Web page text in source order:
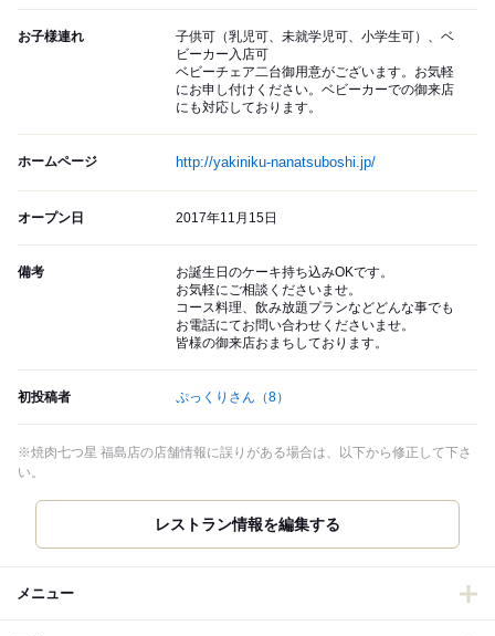
お子様連れ
子供可（乳児可、未就学児可、小学生可）、ベ
ビーカー入店可
ベビーチェア二台御用意がございます。お気軽
にお申し付けください。ベビーカーでの御来店
にも対応しております。
ホームページ http://yakiniku-nanatsuboshi.jp/
オープン日 2017年11月15日
備考
お誕生日のケーキ持ち込みOKです。
お気軽にご相談くださいませ。
コース料理、飲み放題プランなどどんな事でも
お電話にてお問い合わせくださいませ。
皆様の御来店おまちしております。
初投稿者 ぷっくりさん （8）
※焼肉七つ星 福島店の店舗情報に誤りがある場合は、以下から修正して下さ
い。
レストラン情報を編集する
メニュー